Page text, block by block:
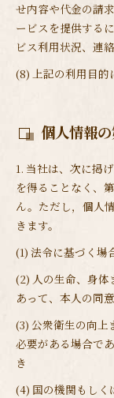
せ内容や代金の請
ービスを提供する
ビス利用状況、連
(8) 上記の利用目的
個人情報
1. 当社は、次に掲
を得ることなく、
ん。ただし，個人
きます。
(1) 法令に基づく場
(2) 人の生命、身体
あって、本人の同
(3) 公衆衛生の向上
必要がある場合で
き
(4) 国の機関もしく